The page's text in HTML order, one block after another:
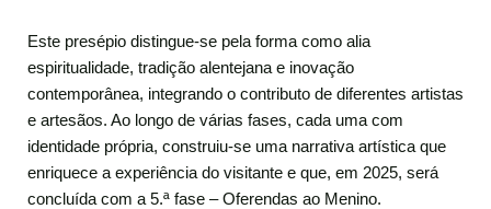
Este presépio distingue-se pela forma como alia
espiritualidade, tradição alentejana e inovação
contemporânea, integrando o contributo de diferentes artistas
e artesãos. Ao longo de várias fases, cada uma com
identidade própria, construiu-se uma narrativa artística que
enriquece a experiência do visitante e que, em 2025, será
concluída com a 5.ª fase – Oferendas ao Menino.